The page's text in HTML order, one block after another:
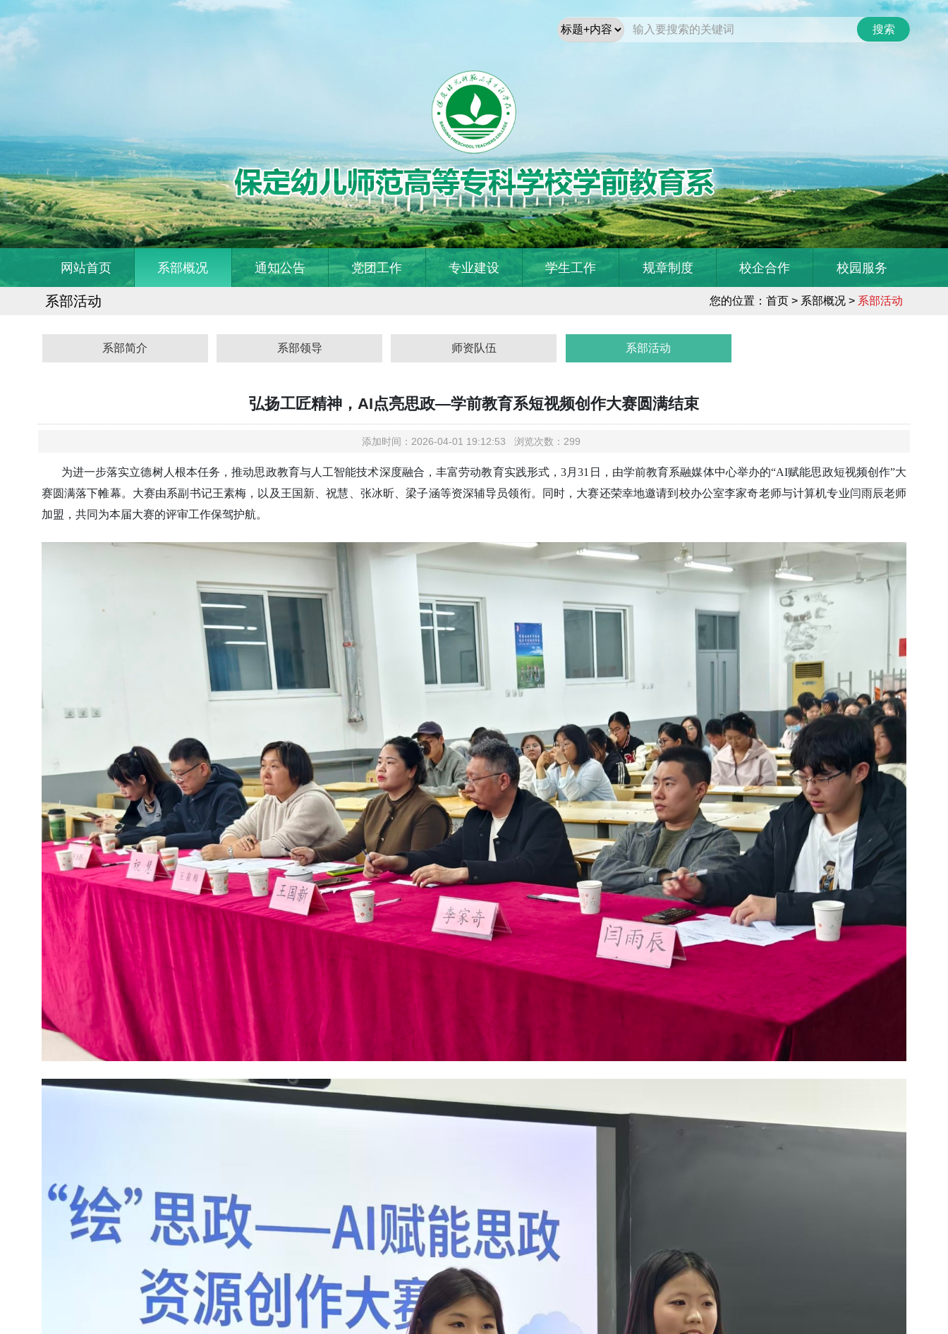
网站首页 系部概况 通知公告 党团工作 专业建设 学生工作 规章制度 校企合作 校园服务
您的位置：首页 > 系部概况 > 系部活动
系部活动
系部简介 系部领导 师资队伍 系部活动
弘扬工匠精神，AI点亮思政—学前教育系短视频创作大赛圆满结束
添加时间：2026-04-01 19:12:53 浏览次数：299
为进一步落实立德树人根本任务，推动思政教育与人工智能技术深度融合，丰富劳动教育实践形式，3月31日，由学前教育系融媒体中心举办的“AI赋能思政短视频创作”大
赛圆满落下帷幕。大赛由系副书记王素梅，以及王国新、祝慧、张冰昕、梁子涵等资深辅导员领衔。同时，大赛还荣幸地邀请到校办公室李家奇老师与计算机专业闫雨辰老师
加盟，共同为本届大赛的评审工作保驾护航。